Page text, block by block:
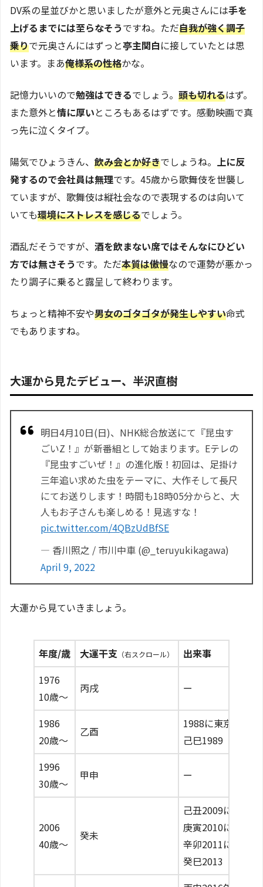
DV系の星並びかと思いましたが意外と元奥さんには手を
上げるまでには至らなそうですね。ただ自我が強く調子
乗りで元奥さんにはずっと亭主関白に接していたとは思
います。まあ俺様系の性格かな。
記憶力いいので勉強はできるでしょう。 頭も切れるはず。
また意外と情に厚いところもあるはずです。感動映画で真
っ先に泣くタイプ。
陽気でひょうきん、 飲み会とか好きでしょうね。 上に反
発するので会社員は無理です。45歳から歌舞伎を世襲し
ていますが、歌舞伎は縦社会なので表現するのは向いて
いても環境にストレスを感じるでしょう。
酒乱だそうですが、 酒を飲まない席ではそんなにひどい
方では無さそうです。ただ本質は傲慢なので運勢が悪かっ
たり調子に乗ると露呈して終わります。
ちょっと精神不安や男女のゴタゴタが発生しやすい命式
でもありますね。
大運から見たデビュー、半沢直樹
明日4月10日(日)、NHK総合放送にて『昆虫す
ごいZ！』が新番組として始まります。Eテレの
『昆虫すごいぜ！』の進化版！初回は、足掛け
三年追い求めた虫をテーマに、大作そして長尺
にてお送りします！時間も18時05分からと、大
人もお子さんも楽しめる！見逃すな！
pic.twitter.com/4QBzUdBfSE
— 香川照之 / 市川中車 (@_teruyukikagawa)
April 9, 2022
大運から見ていきましょう。
年度/歳 大運干支 （右スクロール）
出来事
1976
10歳〜
丙戌 ー
1986
20歳〜
乙酉
1988に東京大学
己巳1989『春日
1996
30歳〜
甲申 ー
2006
40歳〜
癸未
己丑2009に南京
庚寅2010に『劒
辛卯2011に香川
癸巳2013